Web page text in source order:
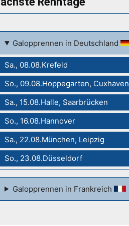
Galopprennen in Deutschland
Sa., 08.08.Krefeld
So., 09.08.Hoppegarten, Cuxhaven
Sa., 15.08.Halle, Saarbrücken
So., 16.08.Hannover
Sa., 22.08.München, Leipzig
So., 23.08.Düsseldorf
Galopprennen in Frankreich